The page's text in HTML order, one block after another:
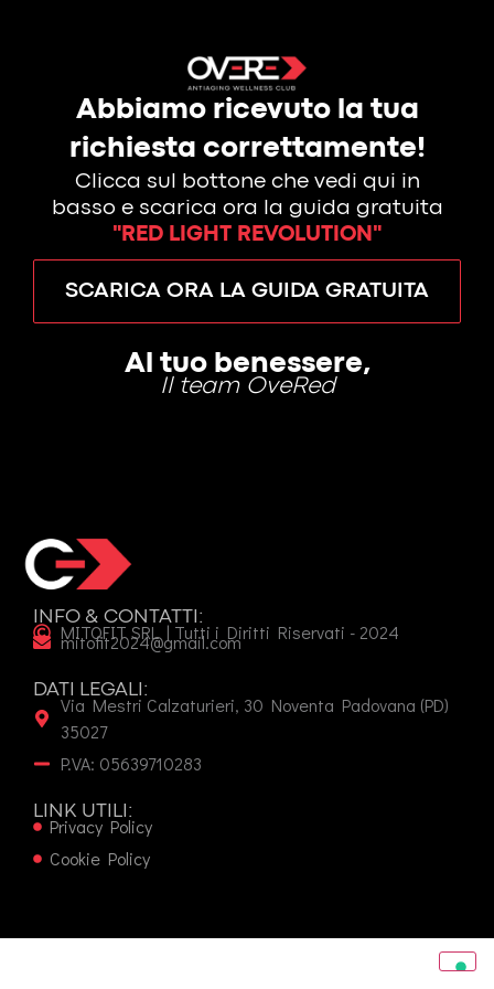
Abbiamo ricevuto la tua
richiesta correttamente!
Clicca sul bottone che vedi qui in
basso e scarica ora la guida gratuita
"RED LIGHT REVOLUTION"
SCARICA ORA LA GUIDA GRATUITA
Al tuo benessere,
Il team OveRed
INFO & CONTATTI:
MITOFIT SRL | Tutti i Diritti Riservati - 2024
mitofit2024@gmail.com
DATI LEGALI:
Via Mestri Calzaturieri, 30 Noventa Padovana (PD)
35027
P.VA: 05639710283
LINK UTILI:
Privacy Policy
Cookie Policy